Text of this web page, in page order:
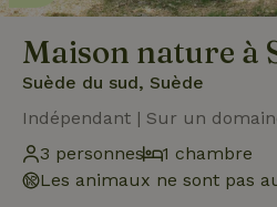
Maison nature à
Suède du sud, Suède
Indépendant | Sur un
3 personnes
1 chambre
Les animaux ne sont pas